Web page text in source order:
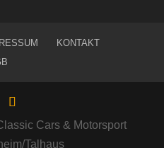
KONTAKT
Cars & Motorsport
Talhaus